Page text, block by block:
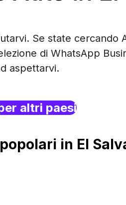
Se state cercando
di WhatsApp
aspettarvi.
altri paesi
in El